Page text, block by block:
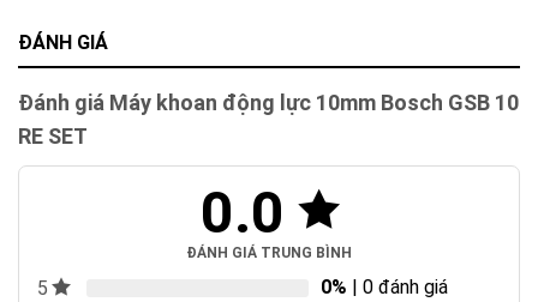
ĐÁNH GIÁ
Đánh giá Máy khoan động lực 10mm Bosch GSB 10
RE SET
0.0
ĐÁNH GIÁ TRUNG BÌNH
5 0% | 0 đánh giá